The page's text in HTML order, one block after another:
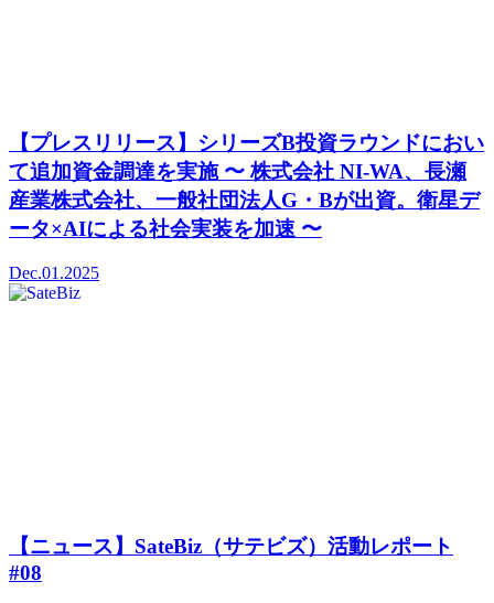
【プレスリリース】シリーズB投資ラウンドにおい
て追加資金調達を実施 〜 株式会社 NI-WA、長瀬
産業株式会社、一般社団法人G・Bが出資。衛星デ
ータ×AIによる社会実装を加速 〜
Dec.01.2025
【ニュース】SateBiz（サテビズ）活動レポート
#08